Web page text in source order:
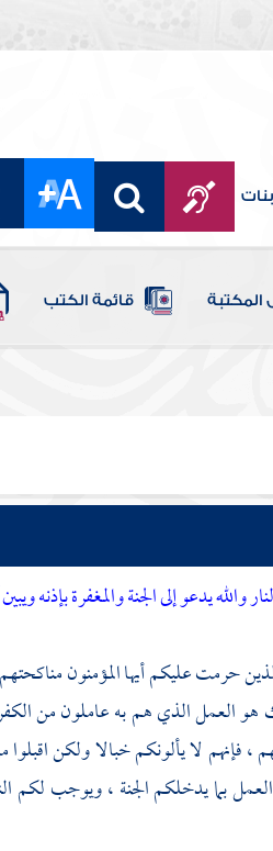
المكتبة قائمة الكتب
والله يدعو إلى الجنة والمغفرة بإذنه
حرمت عليكم أيها المؤمنون
هو العمل الذي هم به عاملون من
لا يألونكم خبالا ولكن اقبلوا
بما يدخلكم الجنة ، ويوجب لكم